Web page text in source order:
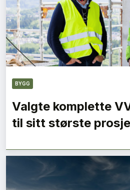
BYGG
Valgte komplette
til sitt største